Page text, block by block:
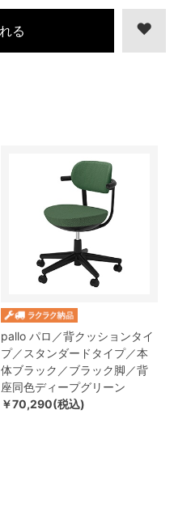
pallo パロ／背クッションタイ
プ／スタンダードタイプ／本
体ブラック／ブラック脚／背
座同色ディープグリーン
￥70,290(税込)